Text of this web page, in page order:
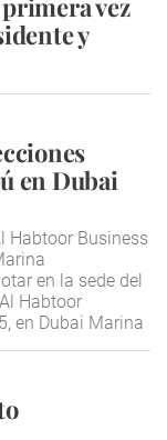
vez
y
en Dubai
Habtoor Business
en la sede del
Habtoor
en Dubai Marina